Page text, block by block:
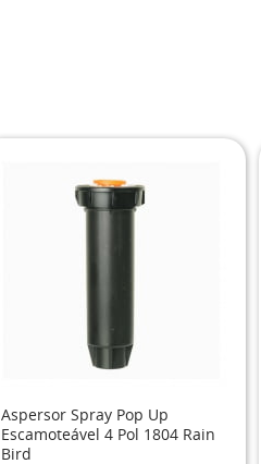
Aspersor Spray Pop Up
Escamoteável 4 Pol 1804 Rain
Bird